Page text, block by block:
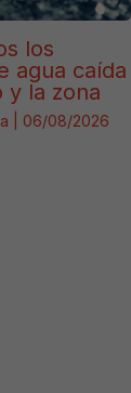
los
agua caída
y la zona
06/08/2026